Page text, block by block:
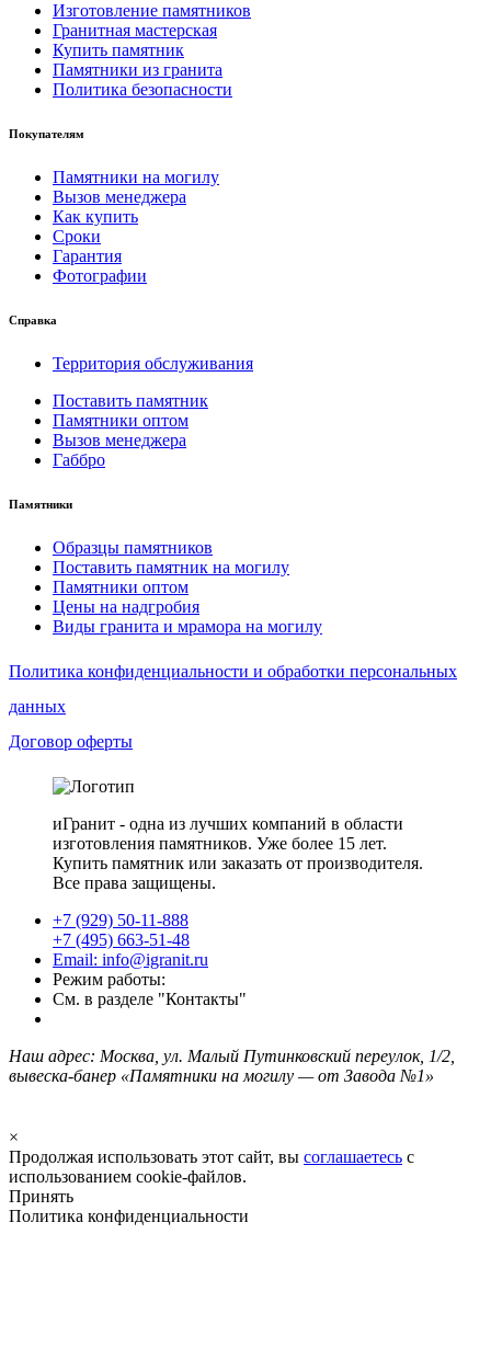
Изготовление памятников
Гранитная мастерская
Купить памятник
Памятники из гранита
Политика безопасности
Покупателям
Памятники на могилу
Вызов менеджера
Как купить
Сроки
Гарантия
Фотографии
Справка
Территория обслуживания
Поставить памятник
Памятники оптом
Вызов менеджера
Габбро
Памятники
Образцы памятников
Поставить памятник на могилу
Памятники оптом
Цены на надгробия
Виды гранита и мрамора на могилу
Политика конфиденциальности и обработки персональных
данных
Договор оферты
иГранит - одна из лучших компаний в области
изготовления памятников. Уже более 15 лет.
Купить памятник или заказать от производителя.
Все права защищены.
+7 (929) 50-11-888
+7 (495) 663-51-48
Email: info@igranit.ru
Режим работы:
См. в разделе "Контакты"
Наш адрес: Москва, ул. Малый Путинковский переулок, 1/2,
вывеска-банер «Памятники на могилу — от Завода №1»
×
Продолжая использовать этот сайт, вы соглашаетесь с
использованием cookie-файлов.
Принять
Политика конфиденциальности